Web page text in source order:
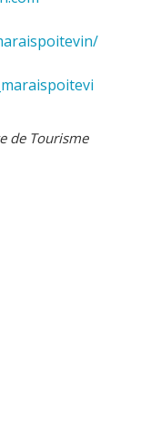
de Tourisme